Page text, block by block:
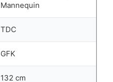
Mannequin
TDC
GFK
132 cm